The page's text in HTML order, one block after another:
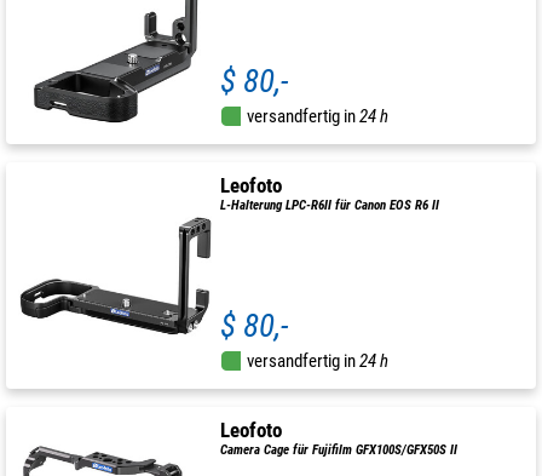
$ 80,-
versandfertig in24 h
Leofoto
L-Halterung LPC-R6II für Canon EOS R6 II
$ 80,-
versandfertig in24 h
Leofoto
Camera Cage für Fujifilm GFX100S/GFX50S II